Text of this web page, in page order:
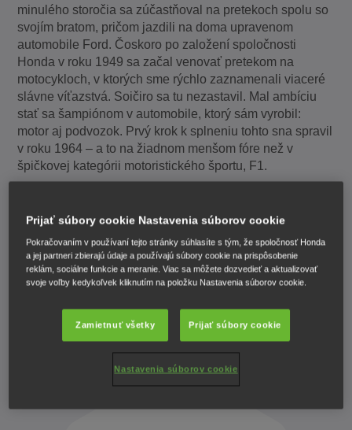
minulého storočia sa zúčastňoval na pretekoch spolu so
svojím bratom, pričom jazdili na doma upravenom
automobile Ford. Čoskoro po založení spoločnosti
Honda v roku 1949 sa začal venovať pretekom na
motocykloch, v ktorých sme rýchlo zaznamenali viaceré
slávne víťazstvá. Soičiro sa tu nezastavil. Mal ambíciu
stať sa šampiónom v automobile, ktorý sám vyrobil:
motor aj podvozok. Prvý krok k splneniu tohto sna spravil
v roku 1964 – a to na žiadnom menšom fóre než v
špičkovej kategórii motoristického športu, F1.
Honda RA271 sa prvý raz objavila na Veľkej cene
Nemecka v roku 1964 a každými pretekmi sa stále viac a
viac doťahovala na konkurenciu. Zdalo sa, že v sezóne
1965 bolo viac neúspechov ako úspechov, kým Richie
Prijať súbory cookie Nastavenia súborov cookie
Pokračovaním v používaní tejto stránky súhlasíte s tým, že spoločnosť Honda
a jej partneri zbierajú údaje a používajú súbory cookie na prispôsobenie
reklám, sociálne funkcie a meranie. Viac sa môžete dozvedieť a aktualizovať
svoje voľby kedykoľvek kliknutím na položku Nastavenia súborov cookie.
Zamietnuť všetky Prijať súbory cookie
Nastavenia súborov cookie